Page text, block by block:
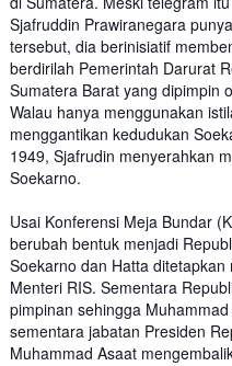
Sjafruddin Prawiranegara
tersebut, dia berinisiatif
berdirilah Pemerintah Darurat
Sumatera Barat yang dipimpin
Walau hanya menggunakan
menggantikan kedudukan
1949, Sjafrudin menyerahkan
Soekarno.
Usai Konferensi Meja Bundar
berubah bentuk menjadi
Soekarno dan Hatta
Menteri RIS. Sementara
pimpinan sehingga
sementara jabatan Presiden
Muhammad Asaat